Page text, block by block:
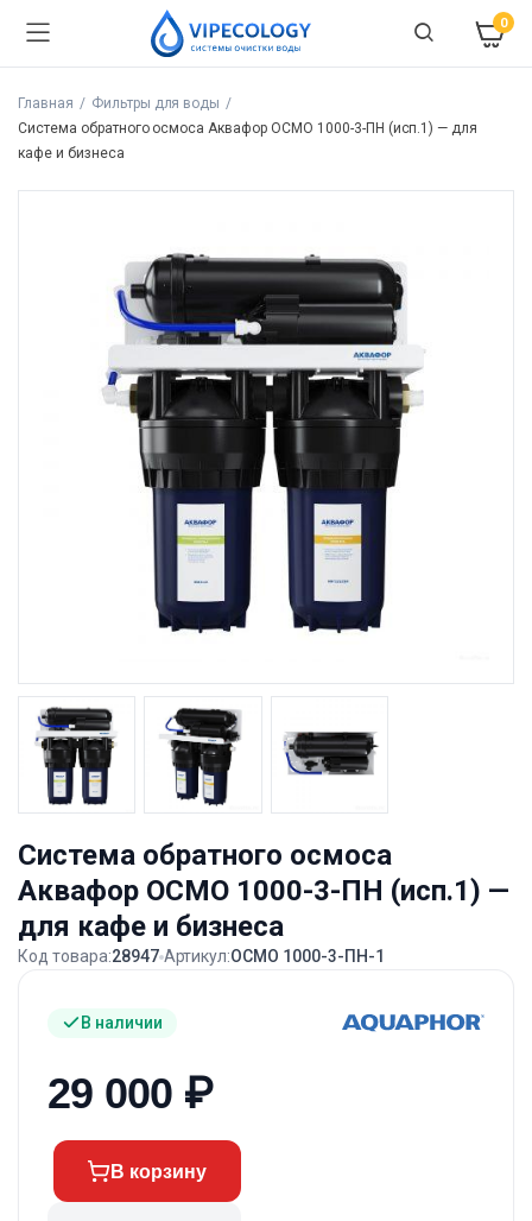
0
Главная
Фильтры для воды
Система обратного осмоса Аквафор ОСМО 1000-3-ПН (исп.1) — для
кафе и бизнеса
Система обратного осмоса
Аквафор ОСМО 1000-3-ПН (исп.1) —
для кафе и бизнеса
Код товара:28947 Артикул:ОСМО 1000-3-ПН-1
В наличии
29 000 ₽
В корзину